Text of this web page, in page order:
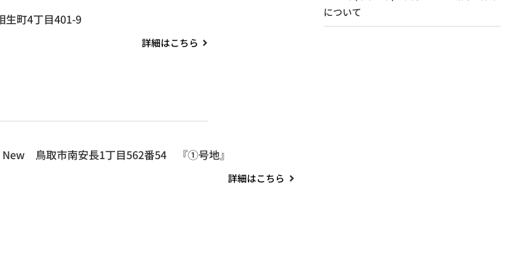
生町4丁目401-9
詳細はこちら
New 鳥取市南安長1丁目562番54 『①号地』
詳細はこちら
について